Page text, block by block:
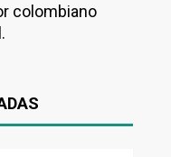
colombiano